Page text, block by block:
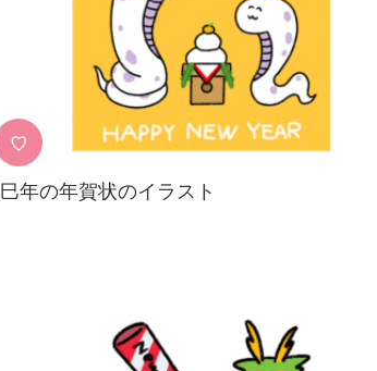
♡
巳年の年賀状のイラスト